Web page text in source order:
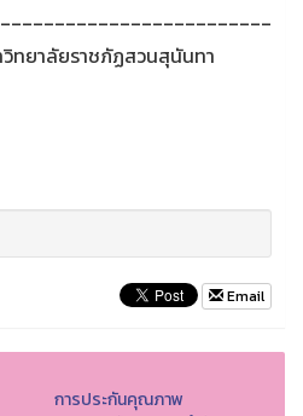
ทยาลัยราชภัฏสวนสุนันทา
Email
การประกันคุณภาพ